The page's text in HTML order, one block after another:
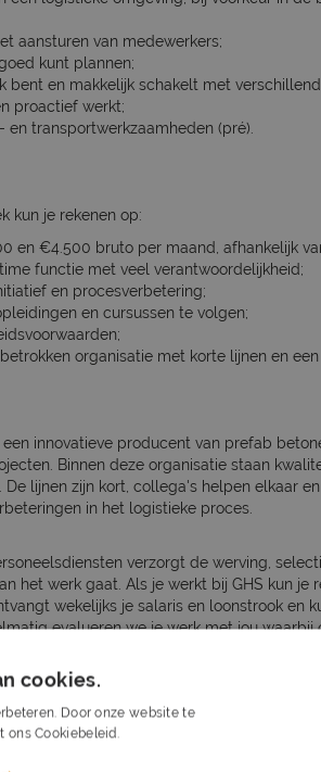
aansturen van medewerkers;
kunt plannen;
bent en makkelijk schakelt met
proactief werkt;
en transportwerkzaamheden (pré).
kun je rekenen op:
en €4.500 bruto per maand, afhankelijk
functie met veel verantwoordelijkheid;
en procesverbetering;
en cursussen te volgen;
organisatie met korte lijnen en
innovatieve producent van prefab
Binnen deze organisatie staan
lijnen zijn kort, collega's helpen elkaar
in het logistieke proces.
verzorgt de werving,
het werk gaat. Als je werkt bij GHS kun je
wekelijks je salaris en loonstrook en
evalueren we je werk met jou waarbij
cookies.
Door onze website te
ons Cookiebeleid.